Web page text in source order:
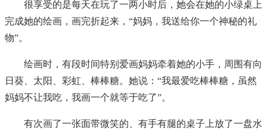
很享受的是每天在玩了一两小时后，她会在她的小绿桌上
完成她的绘画，画完折起来，“妈妈，我送给你一个神秘的礼
物”。
绘画时，有段时间特别爱画妈妈牵着她的小手，周围有向
日葵、太阳、彩虹、棒棒糖。她说：“我最爱吃棒棒糖，虽然
妈妈不让我吃，我画一个就等于吃了”。
有次画了一张面带微笑的、有手有腿的桌子上放了一盘水